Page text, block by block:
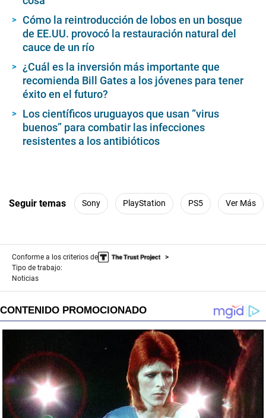
Cómo la reintroducción de lobos en un bosque
de EE.UU. provocó la restauración natural del
cauce de un río
¿Cuál es la inversión más importante que
recomienda Bill Gates a los jóvenes para tener
éxito en el futuro?
Los científicos uruguayos que usan “virus
buenos” para combatir las infecciones
resistentes a los antibióticos
Seguir temas Sony PlayStation PS5 Ver Más
Conforme a los criterios de
Tipo de trabajo:
Noticias